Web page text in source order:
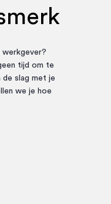
tijd om te
de slag met je
we je hoe